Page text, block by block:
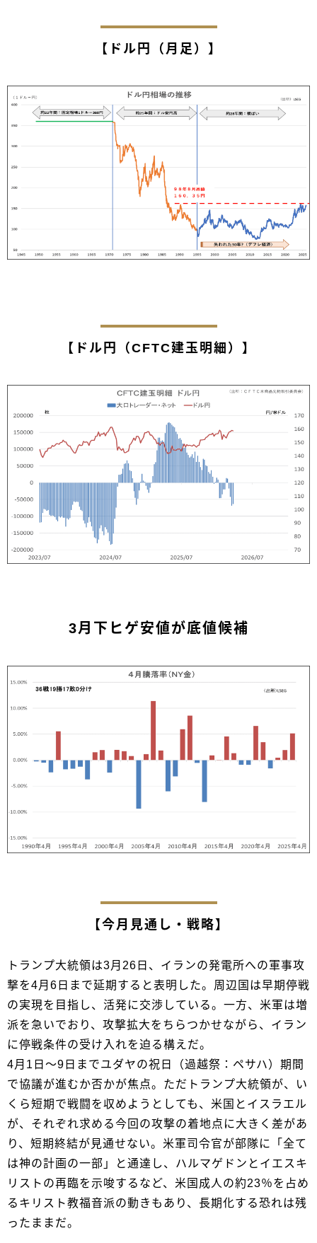
【ドル円（月足）】
【ドル円（CFTC建玉明細）】
3月下ヒゲ安値が底値候補
【今月見通し・戦略】
トランプ大統領は3月26日、イランの発電所への軍事攻
撃を4月6日まで延期すると表明した。周辺国は早期停戦
の実現を目指し、活発に交渉している。一方、米軍は増
派を急いでおり、攻撃拡大をちらつかせながら、イラン
に停戦条件の受け入れを迫る構えだ。
4月1日～9日までユダヤの祝日（過越祭：ペサハ）期間
で協議が進むか否かが焦点。ただトランプ大統領が、い
くら短期で戦闘を収めようとしても、米国とイスラエル
が、それぞれ求める今回の攻撃の着地点に大きく差があ
り、短期終結が見通せない。米軍司令官が部隊に「全て
は神の計画の一部」と通達し、ハルマゲドンとイエスキ
リストの再臨を示唆するなど、米国成人の約23％を占め
るキリスト教福音派の動きもあり、長期化する恐れは残
ったままだ。